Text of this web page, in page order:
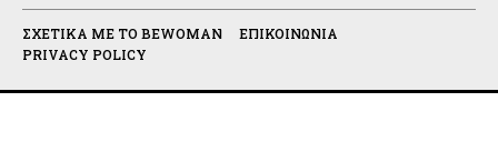
ΣΧΕΤΙΚΆ ΜΕ ΤΟ BEWOMAN
ΕΠΙΚΟΙΝΩΝΊΑ
PRIVACY POLICY